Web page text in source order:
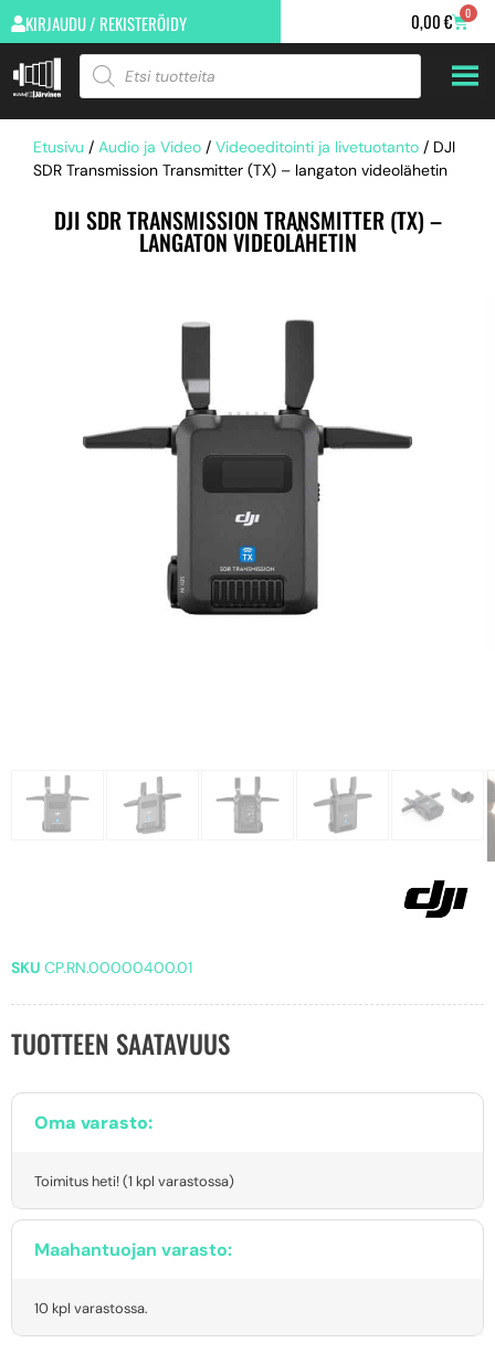
KIRJAUDU / REKISTERÖIDY 0,00€ 0
Etusivu / Audio ja Video / Videoeditointi ja livetuotanto / DJI
SDR Transmission Transmitter (TX) – langaton videolähetin
DJI SDR TRANSMISSION TRANSMITTER (TX) –
LANGATON VIDEOLÄHETIN
SKU CP.RN.00000400.01
TUOTTEEN SAATAVUUS
Oma varasto:
Toimitus heti! (1 kpl varastossa)
Maahantuojan varasto:
10 kpl varastossa.